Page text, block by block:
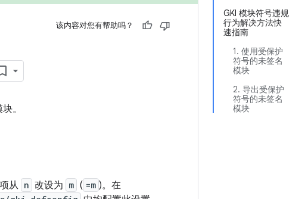
GKI 模块符号违规
行为解决方法快
速指南
1. 使用受保护
符号的未签名
模块
2. 导出受保护
符号的未签名
模块
该内容对您有帮助吗？
。
从 n 改设为 m ( =m )。在